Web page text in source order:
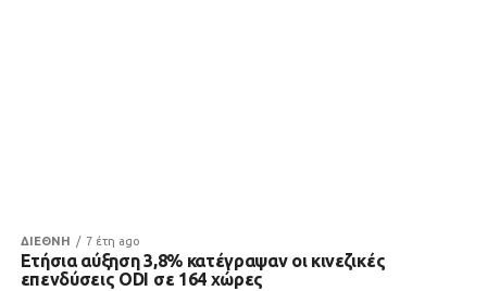
ΔΙΕΘΝΗ 7 έτη ago
Ετήσια αύξηση 3,8% κατέγραψαν οι κινεζικές
επενδύσεις ODI σε 164 χώρες